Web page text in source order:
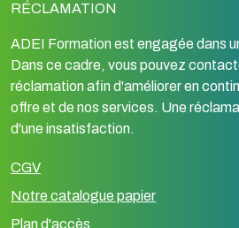
RÉCLAMATION
ADEI Formation est engagée dans
Dans ce cadre, vous pouvez
réclamation afin d'améliorer en
offre et de nos services. Une
d'une insatisfaction.
CGV
Notre catalogue papier
Plan d'accès